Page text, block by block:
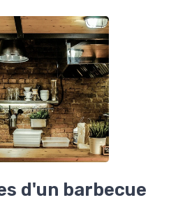
d'un barbecue